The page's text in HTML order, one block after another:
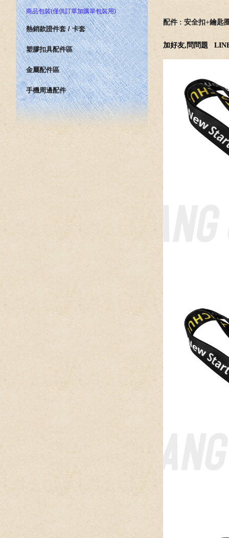
商品包裝(僅供訂單加購單包裝用)
熱銷款證件套 / 卡套
塑膠扣具配件區
金屬配件區
手機周邊配件
配件 : 安全扣+鑰匙
加好友,問問題